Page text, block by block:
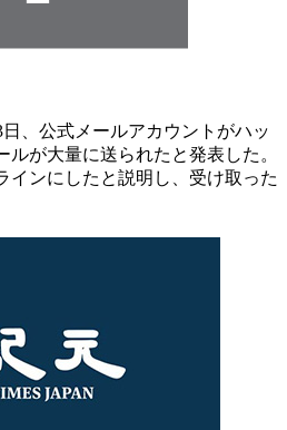
、公式メールアカウントがハッ
が大量に送られたと発表した。
インにしたと説明し、受け取った